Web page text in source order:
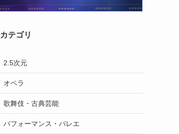
カテゴリ
2.5次元
オペラ
歌舞伎・古典芸能
パフォーマンス・バレエ